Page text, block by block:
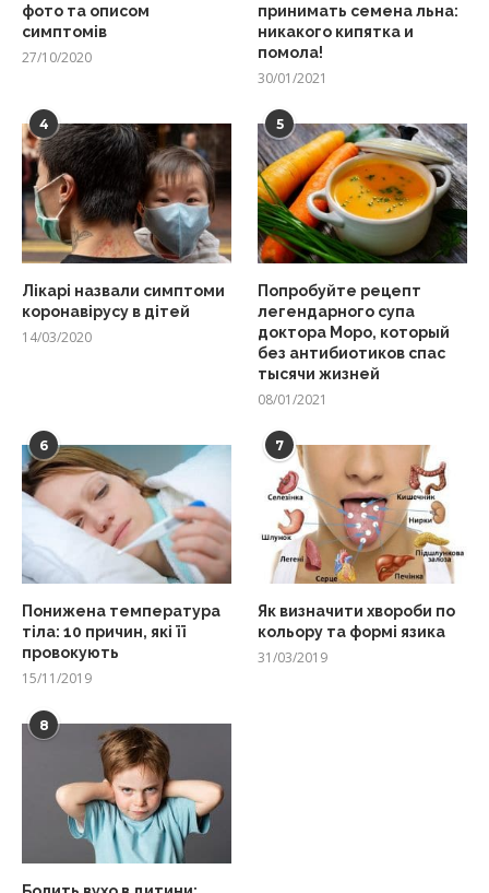
фото та описом
симптомів
27/10/2020
принимать семена льна:
никакого кипятка и
помола!
30/01/2021
4
Лікарі назвали симптоми
коронавірусу в дітей
14/03/2020
5
Попробуйте рецепт
легендарного супа
доктора Моро, который
без антибиотиков спас
тысячи жизней
08/01/2021
6
Понижена температура
тіла: 10 причин, які її
провокують
15/11/2019
7
Як визначити хвороби по
кольору та формі язика
31/03/2019
8